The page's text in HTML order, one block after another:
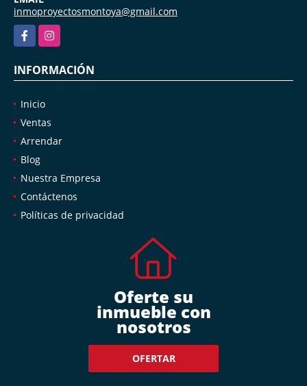
inmoproyectosmontoya@gmail.com
FacebookInstagram
INFORMACIÓN
Inicio
Ventas
Arrendar
Blog
Nuestra Empresa
Contáctenos
Políticas de privacidad
Oferte su
inmueble con
nosotros
OFERTAR